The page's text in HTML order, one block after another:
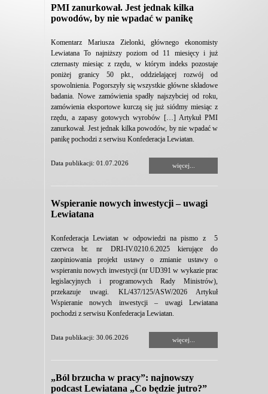
PMI zanurkował. Jest jednak kilka
powodów, by nie wpadać w panikę
Komentarz Mariusza Zielonki, głównego ekonomisty
Lewiatana To najniższy poziom od 11 miesięcy i już
czternasty miesiąc z rzędu, w którym indeks pozostaje
poniżej granicy 50 pkt., oddzielającej rozwój od
spowolnienia. Pogorszyły się wszystkie główne składowe
badania. Nowe zamówienia spadły najszybciej od roku,
zamówienia eksportowe kurczą się już siódmy miesiąc z
rzędu, a zapasy gotowych wyrobów […] Artykuł PMI
zanurkował. Jest jednak kilka powodów, by nie wpadać w
panikę pochodzi z serwisu Konfederacja Lewiatan.
Data publikacji: 01.07.2026 więcej...
Wspieranie nowych inwestycji – uwagi
Lewiatana
Konfederacja Lewiatan w odpowiedzi na pismo z 5
czerwca br. nr DRI-IV.0210.6.2025 kierujące do
zaopiniowania projekt ustawy o zmianie ustawy o
wspieraniu nowych inwestycji (nr UD391 w wykazie prac
legislacyjnych i programowych Rady Ministrów),
przekazuje uwagi. KL/437/125/ASW/2026 Artykuł
Wspieranie nowych inwestycji – uwagi Lewiatana
pochodzi z serwisu Konfederacja Lewiatan.
Data publikacji: 30.06.2026 więcej...
„Ból brzucha w pracy”: najnowszy
podcast Lewiatana „Co będzie jutro?”